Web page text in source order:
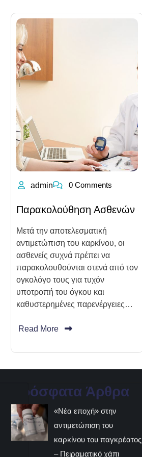
admin 0 Comments
Παρακολούθηση Ασθενών
Μετά την αποτελεσματική
αντιμετώπιση του καρκίνου, οι
ασθενείς συχνά πρέπει να
παρακολουθούνται στενά από τον
ογκολόγο τους για τυχόν
υποτροπή του όγκου και
καθυστερημένες παρενέργειες…
Read More
Πρόσφατα Άρθρα
«Νέα εποχή» στην
αντιμετώπιση του
καρκίνου του παγκρέατος
– Πειραματικό χάπι